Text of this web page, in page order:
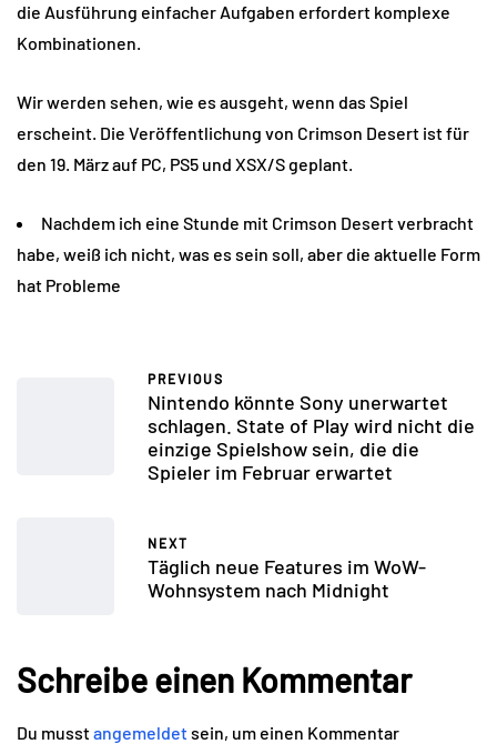
die Ausführung einfacher Aufgaben erfordert komplexe
Kombinationen.
Wir werden sehen, wie es ausgeht, wenn das Spiel
erscheint. Die Veröffentlichung von Crimson Desert ist für
den 19. März auf PC, PS5 und XSX/S geplant.
Nachdem ich eine Stunde mit Crimson Desert verbracht
habe, weiß ich nicht, was es sein soll, aber die aktuelle Form
hat Probleme
PREVIOUS
Nintendo könnte Sony unerwartet
schlagen. State of Play wird nicht die
einzige Spielshow sein, die die
Spieler im Februar erwartet
NEXT
Täglich neue Features im WoW-
Wohnsystem nach Midnight
Schreibe einen Kommentar
Du musstangemeldetsein, um einen Kommentar